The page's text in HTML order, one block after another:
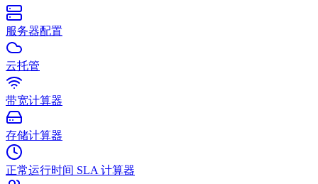
服务器配置
云托管
带宽计算器
存储计算器
正常运行时间 SLA 计算器